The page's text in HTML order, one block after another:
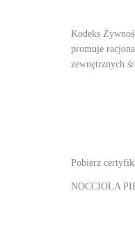
Kodeks
promuje
zewnętrznych
Pobierz
NOCCIOLA